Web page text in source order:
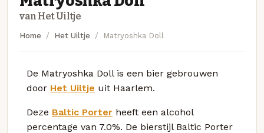
van Het Uiltje
Home Het Uiltje Matryoshka Doll
De Matryoshka Doll is een bier gebrouwen
door Het Uiltje uit Haarlem.
Deze Baltic Porter heeft een alcohol
percentage van 7.0%. De bierstijl Baltic Porter